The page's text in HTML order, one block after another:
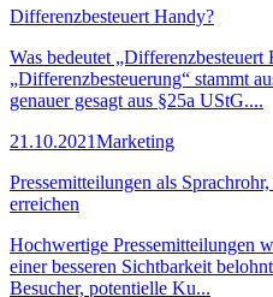
Differenzbesteuert Handy?
Was bedeutet
„Differenzbesteuerung“ stammt
genauer gesagt aus §25a UStG....
21.10.2021Marketing
Pressemitteilungen als
erreichen
Hochwertige Pressemitteilungen
einer besseren Sichtbarkeit
Besucher, potentielle Ku...